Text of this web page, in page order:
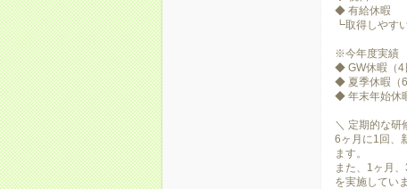
◆ 有給休暇
┗取得しやす
※今年度実績
◆ GW休暇（4
◆ 夏季休暇（6
◆ 年末年始休
＼ 定期的な研
6ヶ月に1回、
ます。
また、1ヶ月
を実施していま